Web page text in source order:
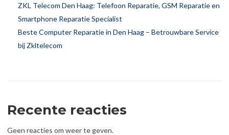
ZKL Telecom Den Haag: Telefoon Reparatie, GSM Reparatie en
Smartphone Reparatie Specialist
Beste Computer Reparatie in Den Haag – Betrouwbare Service
bij Zkltelecom
Recente reacties
Geen reacties om weer te geven.